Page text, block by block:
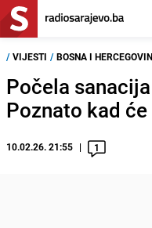
/ VIJESTI / BOSNA I
Počela
Poznato kad
10.02.26. 21:55 1